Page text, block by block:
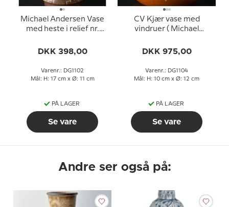
Michael Andersen Vase
med heste i relief nr.
DKK 398,00
Varenr.: DG1102
Mål: H: 17 cm x Ø: 11 cm
PÅ LAGER
Se vare
CV Kjær vase med
vindruer ( Michael
DKK 975,00
Varenr.: DG1104
Mål: H: 10 cm x Ø: 12 cm
PÅ LAGER
Se vare
Andre ser også på: